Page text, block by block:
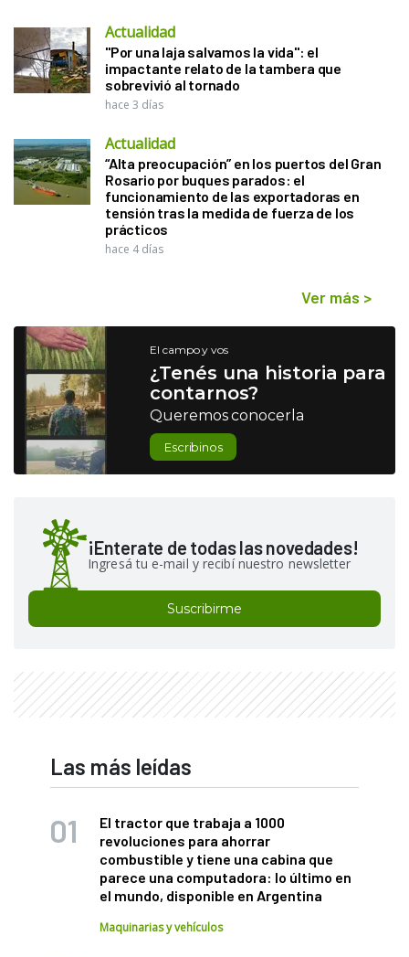
Actualidad
"Por una laja salvamos la vida": el
impactante relato de la tambera que
sobrevivió al tornado
hace 3 días
Actualidad
“Alta preocupación” en los puertos del Gran
Rosario por buques parados: el
funcionamiento de las exportadoras en
tensión tras la medida de fuerza de los
prácticos
hace 4 días
Ver más >
El campo y vos
¿Tenés una historia para
contarnos?
Queremos conocerla
Escribinos
¡Enterate de todas las novedades!
Ingresá tu e-mail y recibí nuestro newsletter
Suscribirme
Las más leídas
El tractor que trabaja a 1000
revoluciones para ahorrar
combustible y tiene una cabina que
parece una computadora: lo último en
el mundo, disponible en Argentina
Maquinarias y vehículos